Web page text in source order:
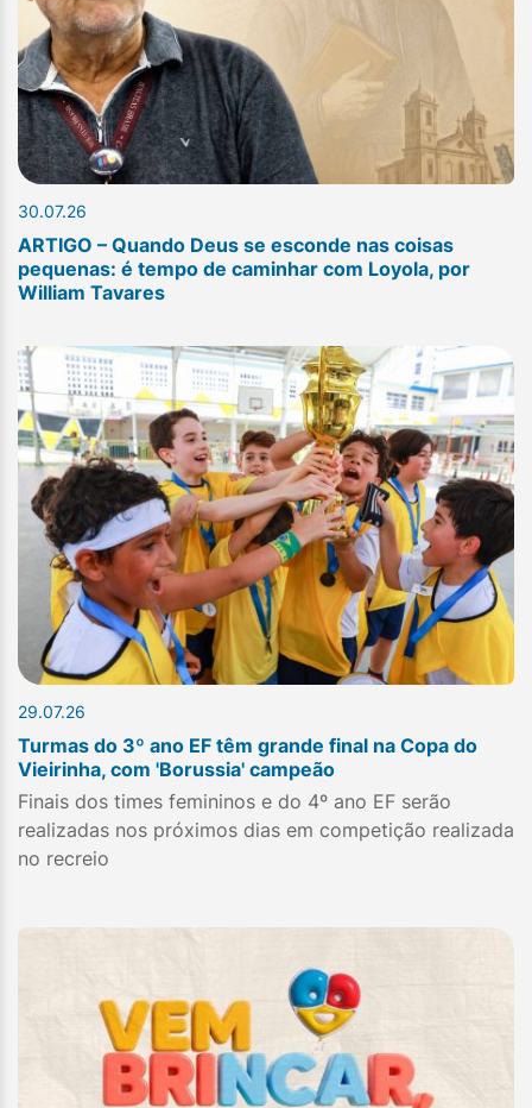
30.07.26
ARTIGO – Quando Deus se esconde nas coisas
pequenas: é tempo de caminhar com Loyola, por
William Tavares
29.07.26
Turmas do 3º ano EF têm grande final na Copa do
Vieirinha, com 'Borussia' campeão
Finais dos times femininos e do 4º ano EF serão
realizadas nos próximos dias em competição realizada
no recreio